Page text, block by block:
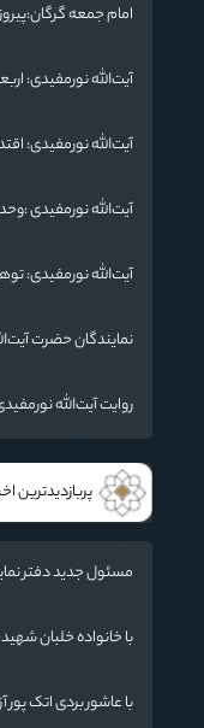
امام جمعه
آیت‌الله نورمفیدی:
دارد
آیت‌الله نورمفیدی:
آیت‌الله نورمفیدی
آیت‌الله نورمفیدی:
روایت آیت‌الله
پربازدیدترین
مسئول جدید دفتر
با خانواده خلبان
با عاشور بردی اتک پور